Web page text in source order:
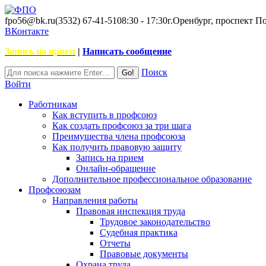
fpo56@bk.ru(3532) 67-41-5108:30 - 17:30г.Оренбург, проспект
ВКонтакте
Запись на прием | Написать сообщение
Поиск
Войти
Работникам
Как вступить в профсоюз
Как создать профсоюз за три шага
Преимущества члена профсоюза
Как получить правовую защиту
Запись на прием
Онлайн-обращение
Дополнительное профессиональное образование
Профсоюзам
Направления работы
Правовая инспекция труда
Трудовое законодательство
Судебная практика
Отчеты
Правовые документы